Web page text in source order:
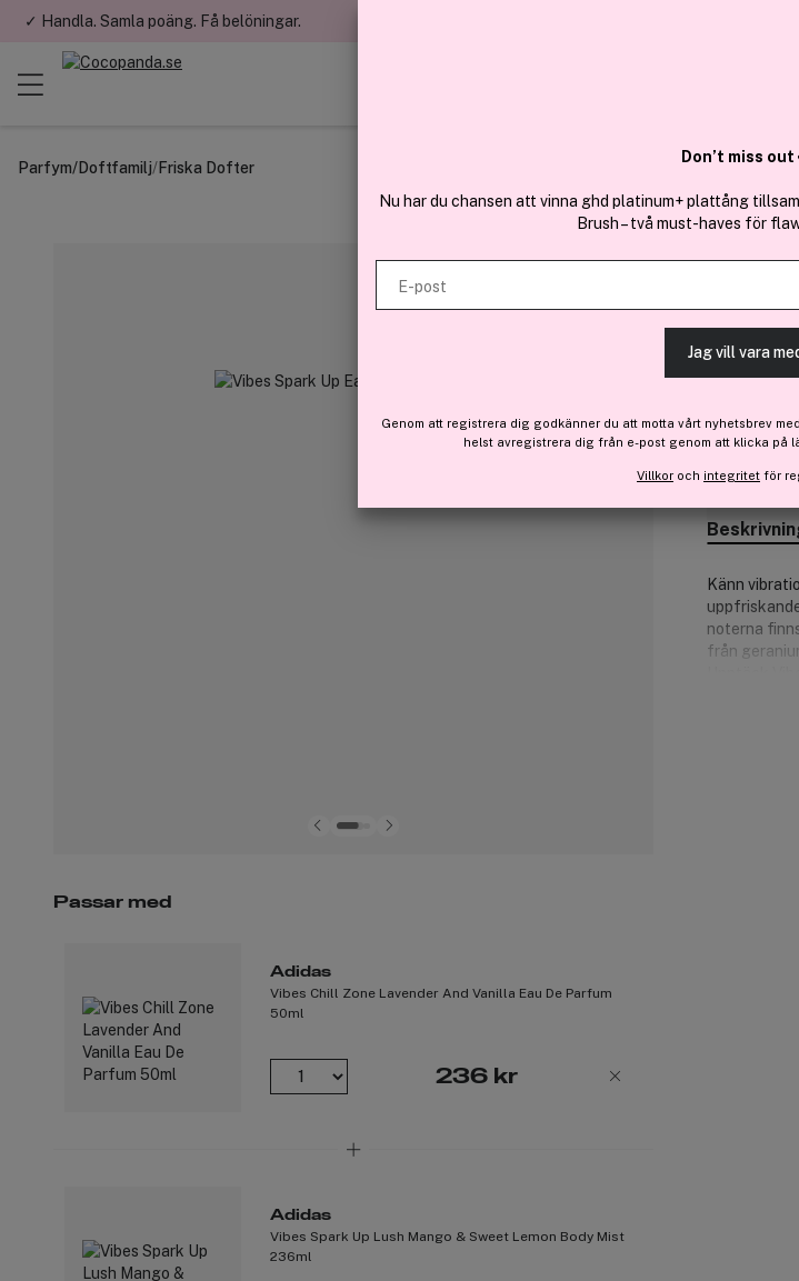
✓ Handla. Samla poäng. Få belöningar.
Parfym/Doftfamilj/Friska Dofter
Vibes
Bara 2 på
Finns
Känn
noterna
från
Passar med
Adidas
Vibes Chill Zone Lavender And Vanilla Eau De Parfum
50ml
236 kr
Adidas
Vibes Spark Up Lush Mango & Sweet Lemon Body Mist
236ml
Don’t miss out
Nu har du chansen att vinna ghd platinum+ plattång
Brush – två must-haves för
E-post
Jag vill vara
Genom att registrera dig godkänner du att motta vårt nyhetsbrev
helst avregistrera dig från e-post genom att klicka på
Villkor och integritet för